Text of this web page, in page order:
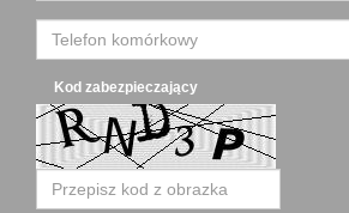
Kod zabezpieczający